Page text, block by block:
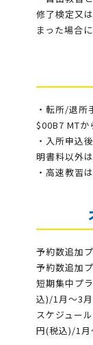
修了検定又
まった場合
・転所/退所
$00B7 MTか
・入所申込
明書料以外
・高速教習
予約数追加
予約数追加
短期集中プ
込)/1月～3
スケジュー
円(税込)/1月